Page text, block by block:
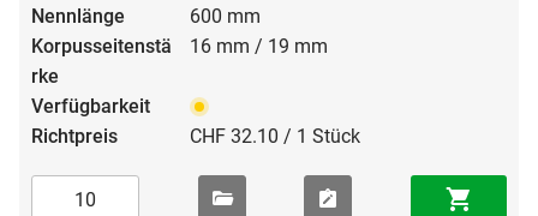
600 mm
16 mm / 19 mm
CHF 32.10 / 1 Stück